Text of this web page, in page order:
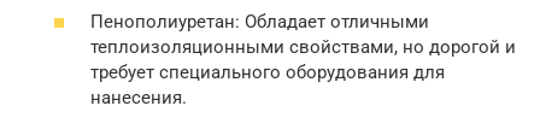
Пенополиуретан: Обладает отличными
теплоизоляционными свойствами, но дорогой и
требует специального оборудования для
нанесения.